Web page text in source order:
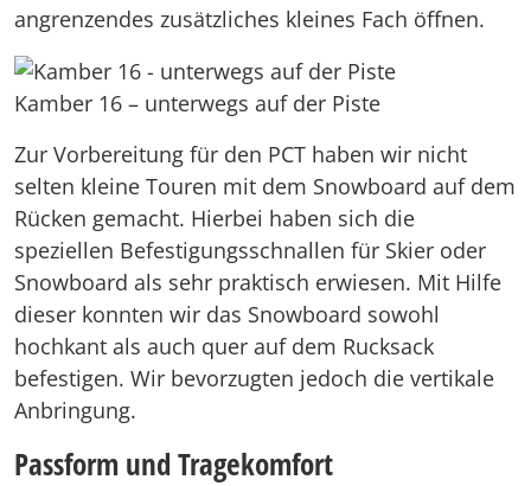
angrenzendes zusätzliches kleines Fach öffnen.
Kamber 16 – unterwegs auf der Piste
Zur Vorbereitung für den PCT haben wir nicht
selten kleine Touren mit dem Snowboard auf dem
Rücken gemacht. Hierbei haben sich die
speziellen Befestigungsschnallen für Skier oder
Snowboard als sehr praktisch erwiesen. Mit Hilfe
dieser konnten wir das Snowboard sowohl
hochkant als auch quer auf dem Rucksack
befestigen. Wir bevorzugten jedoch die vertikale
Anbringung.
Passform und Tragekomfort